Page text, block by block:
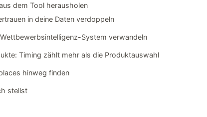
dem Tool herausholen
in deine Daten verdoppeln
System verwandeln
Timing zählt mehr als die Produktauswahl
hinweg finden
stellst